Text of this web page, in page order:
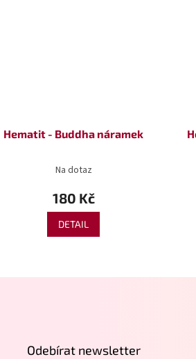
Hematit - Buddha náramek
Na dotaz
180 Kč
DETAIL
Odebírat newsletter